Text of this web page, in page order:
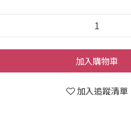
加入購物車
加入追蹤清單